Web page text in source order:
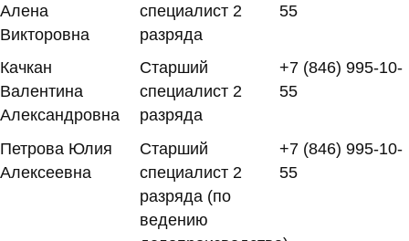
Алена
Викторовна
специалист 2
разряда
55
Качкан
Валентина
Александровна
Старший
специалист 2
разряда
+7 (846) 995-10-
55
Петрова Юлия
Алексеевна
Старший
специалист 2
разряда (по
ведению
+7 (846) 995-10-
55